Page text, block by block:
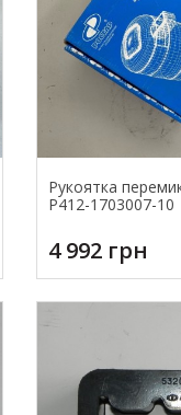
Рукоятка
Р412-1703007-10
4 992 грн